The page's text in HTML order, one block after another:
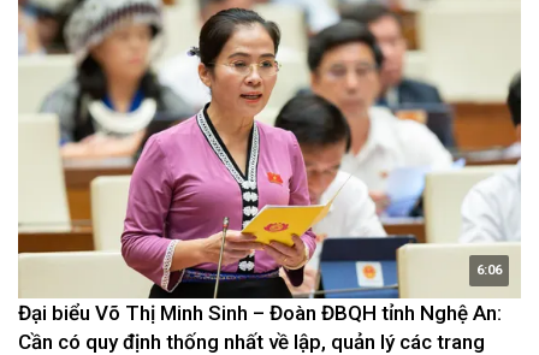
6:06
Đại biểu Võ Thị Minh Sinh – Đoàn ĐBQH tỉnh Nghệ An:
Cần có quy định thống nhất về lập, quản lý các trang